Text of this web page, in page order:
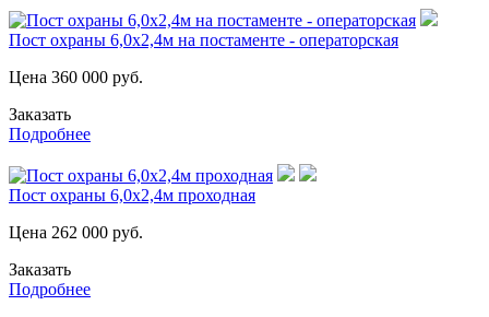
Пост охраны 6,0х2,4м на постаменте - операторская
Цена 360 000 руб.
Заказать
Подробнее
Пост охраны 6,0х2,4м проходная
Цена 262 000 руб.
Заказать
Подробнее